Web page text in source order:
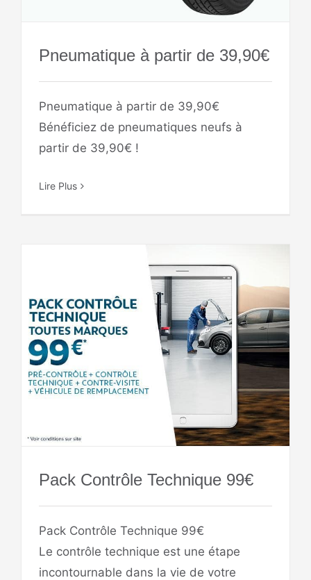
Pneumatique à partir de 39,90€
Pneumatique à partir de 39,90€
Bénéficiez de pneumatiques neufs à
partir de 39,90€ !
Lire Plus
Pack Contrôle Technique 99€
Pack Contrôle Technique 99€
Le contrôle technique est une étape
incontournable dans la vie de votre